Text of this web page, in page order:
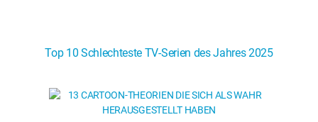
Top 10 Schlechteste TV-Serien des Jahres 2025